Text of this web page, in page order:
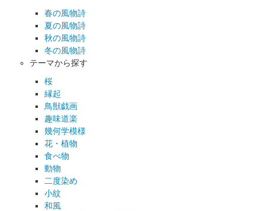
春の風物詩
夏の風物詩
秋の風物詩
冬の風物詩
テーマから探す
桜
縁起
鳥獣戯画
趣味道楽
幾何学模様
花・植物
食べ物
動物
二度染め
小紋
和風